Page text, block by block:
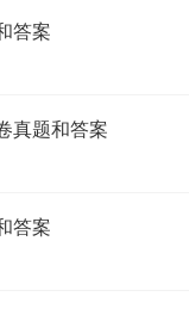
答案
真题和答案
答案